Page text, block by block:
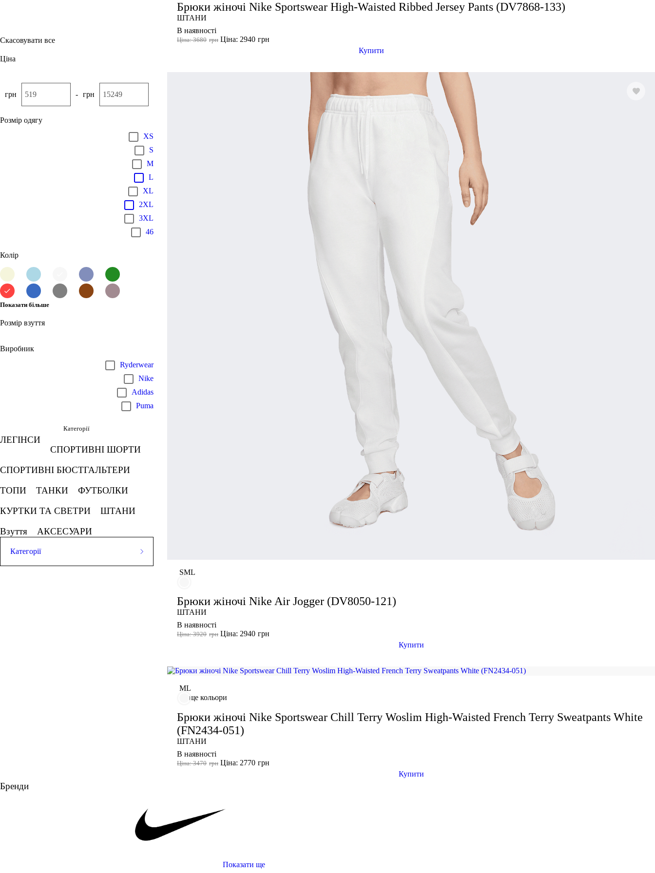
Скасовувати все
Ціна
грн - грн
Розмір одягу
XS
S
M
L
XL
2XL
3XL
46
Колір
Показати більше
Розмір взуття
Виробник
Ryderwear
Nike
Adidas
Puma
Категорії
ЛЕГІНСИ
СПОРТИВНІ ШОРТИ
СПОРТИВНІ БЮСТГАЛЬТЕРИ
ТОПИ
ТАНКИ
ФУТБОЛКИ
КУРТКИ ТА СВЕТРИ
ШТАНИ
Взуття
АКСЕСУАРИ
Категорії
Брюки жіночі Nike Sportswear High-Waisted Ribbed Jersey Pants (DV7868-133)
ШТАНИ
В наявності
грн
Ціна: 3680 грн
Ціна: 2940
Купити
SML
Брюки жіночі Nike Air Jogger (DV8050-121)
ШТАНИ
В наявності
грн
Ціна: 3920 грн
Ціна: 2940
Купити
ML
ще кольори
Брюки жіночі Nike Sportswear Chill Terry Woslim High-Waisted French Terry Sweatpants White
(FN2434-051)
ШТАНИ
В наявності
грн
Ціна: 3470 грн
Ціна: 2770
Купити
Бренди
Показати ще